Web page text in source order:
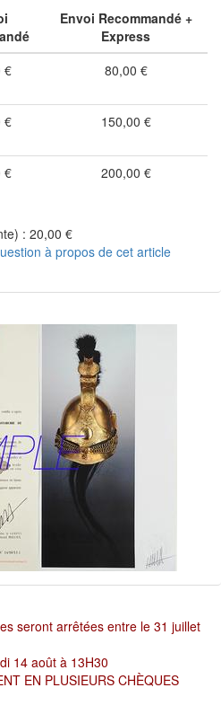
Envoi Recommandé +
Express
€ 80,00 €
€ 150,00 €
€ 200,00 €
: 20,00 €
à propos de cet article
seront arrêtées entre le 31 juillet
14 août à 13H30
EN PLUSIEURS CHÈQUES